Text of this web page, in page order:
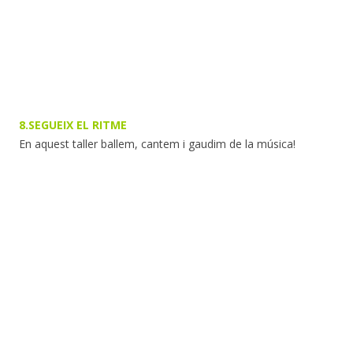
8.SEGUEIX EL RITME
En aquest taller ballem, cantem i gaudim de la música!